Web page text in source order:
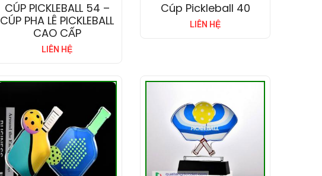
CÚP PICKLEBALL 54 –
CÚP PHA LÊ PICKLEBALL
CAO CẤP
LIÊN HỆ
Cúp Pickleball 40
LIÊN HỆ